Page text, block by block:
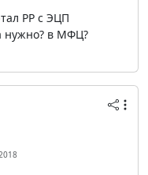
РР с ЭЦП
нужно? в МФЦ?